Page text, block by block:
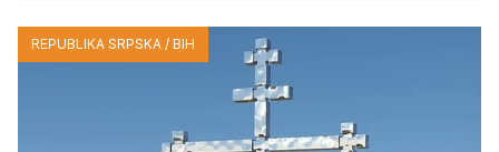
REPUBLIKA SRPSKA / BIH